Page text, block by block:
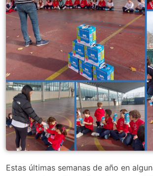
Estas últimas semanas de año en